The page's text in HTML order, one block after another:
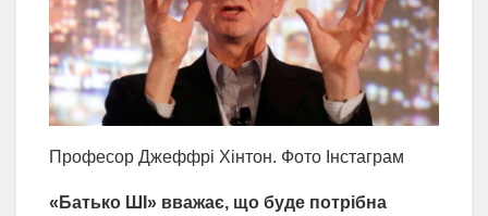
Професор Джеффрі Хінтон. Фото Інстаграм
«Батько ШІ» вважає, що буде потрібна